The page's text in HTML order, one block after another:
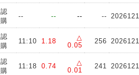
認
購
-- -- -- --
認
購
11:10 1.18
△
0.05
256
認
購
11:18 0.74
△
0.01
241